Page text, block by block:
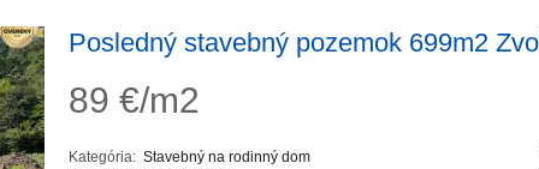
Posledný stavebný pozemok 699m2
89 €/m2
Kategória: Stavebný na rodinný dom